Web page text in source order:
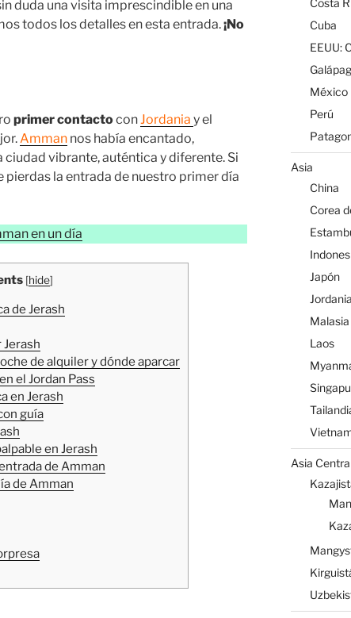
duda una visita imprescindible en una
todos los detalles en esta entrada.¡No
primer contactocon Jordania y el
Amman nos había encantado,
ciudad vibrante, auténtica y diferente. Si
pierdas la entrada de nuestro primer día
en un día
[hide]
de Jerash
de alquiler y dónde aparcar
el Jordan Pass
en Jerash
guía
en Jerash
de Amman
de Amman
Cuba
EEUU:
México
Perú
Asia
China
Corea
Japón
Jordania
Laos
Asia